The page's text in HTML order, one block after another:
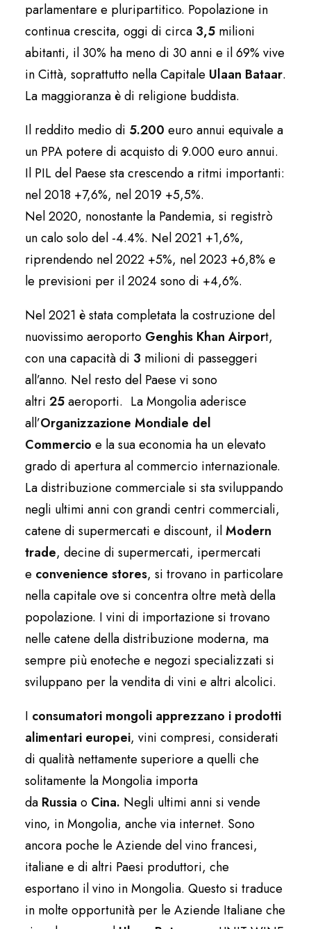
parlamentare e pluripartitico. Popolazione in
continua crescita, oggi di circa 3,5 milioni
abitanti, il 30% ha meno di 30 anni e il 69% vive
in Città, soprattutto nella Capitale Ulaan Bataar.
La maggioranza è di religione buddista.
Il reddito medio di 5.200 euro annui equivale a
un PPA potere di acquisto di 9.000 euro annui.
Il PIL del Paese sta crescendo a ritmi importanti:
nel 2018 +7,6%, nel 2019 +5,5%.
Nel 2020, nonostante la Pandemia, si registrò
un calo solo del -4.4%. Nel 2021 +1,6%,
riprendendo nel 2022 +5%, nel 2023 +6,8% e
le previsioni per il 2024 sono di +4,6%.
Nel 2021 è stata completata la costruzione del
nuovissimo aeroporto Genghis Khan Airport,
con una capacità di 3 milioni di passeggeri
all’anno. Nel resto del Paese vi sono
altri 25aeroporti. La Mongolia aderisce
all’Organizzazione Mondiale del
Commercio e la sua economia ha un elevato
grado di apertura al commercio internazionale.
La distribuzione commerciale si sta sviluppando
negli ultimi anni con grandi centri commerciali,
catene di supermercati e discount, ilModern
trade, decine di supermercati, ipermercati
e convenience stores, si trovano in particolare
nella capitale ove si concentra oltre metà della
popolazione. I vini di importazione si trovano
nelle catene della distribuzione moderna, ma
sempre più enoteche e negozi specializzati si
sviluppano per la vendita di vini e altri alcolici.
I consumatori mongoli apprezzano i prodotti
alimentari europei, vini compresi, considerati
di qualità nettamente superiore a quelli che
solitamente la Mongolia importa
da Russia o Cina. Negli ultimi anni si vende
vino, in Mongolia, anche via internet. Sono
ancora poche le Aziende del vino francesi,
italiane e di altri Paesi produttori, che
esportano il vino in Mongolia. Questo si traduce
in molte opportunità per le Aziende Italiane che